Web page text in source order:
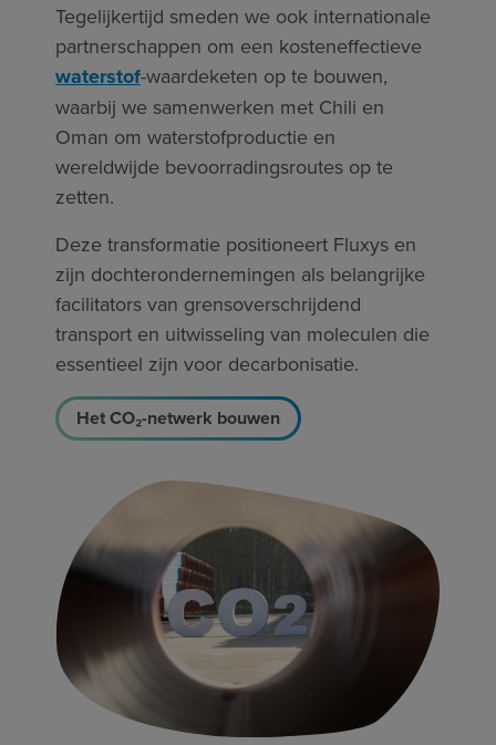
Tegelijkertijd smeden we ook internationale
partnerschappen om een kosteneffectieve
waterstof-waardeketen op te bouwen,
waarbij we samenwerken met Chili en
Oman om waterstofproductie en
wereldwijde bevoorradingsroutes op te
zetten.
Deze transformatie positioneert Fluxys en
zijn dochterondernemingen als belangrijke
facilitators van grensoverschrijdend
transport en uitwisseling van moleculen die
essentieel zijn voor decarbonisatie.
Het CO₂-netwerk bouwen